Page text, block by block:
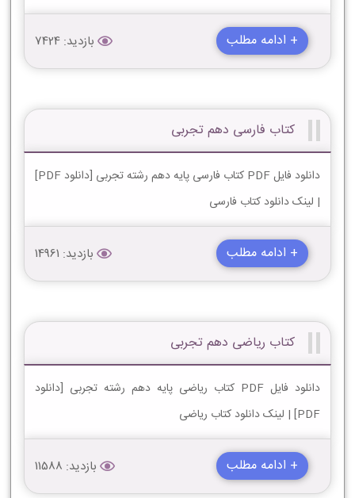
+ ادامه مطلب بازدید: 7424
کتاب فارسی دهم تجربی
دانلود فایل PDF کتاب فارسی پایه دهم رشته تجربی [دانلود PDF]
| لینک دانلود کتاب فارسی
+ ادامه مطلب بازدید: 14961
کتاب ریاضی دهم تجربی
دانلود فایل PDF کتاب ریاضی پایه دهم رشته تجربی [دانلود
PDF] | لینک دانلود کتاب ریاضی
+ ادامه مطلب بازدید: 11588